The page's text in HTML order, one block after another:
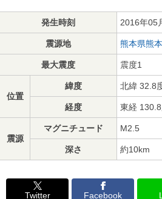
発生時刻 2016年05
震源地 熊本県熊
最大震度 震度1
位置
緯度 北緯 32.8
経度 東経
震源
マグニチュード M2.5
深さ 約10km
Twitter Facebook